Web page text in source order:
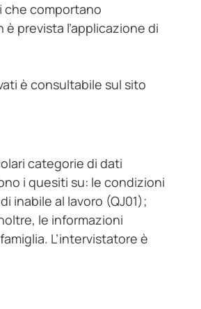
che comportano
prevista l’applicazione di
è consultabile sul sito
categorie di dati
i quesiti su: le condizioni
inabile al lavoro (QJ01);
le informazioni
L’intervistatore è